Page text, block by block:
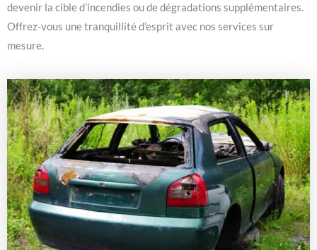
devenir la cible d’incendies ou de dégradations supplémentaires.
Offrez-vous une tranquillité d’esprit avec nos services sur
mesure.